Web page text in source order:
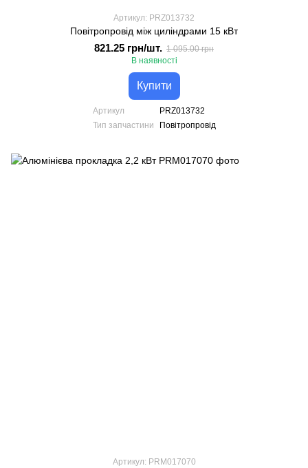
Артикул: PRZ013732
Повітропровід між циліндрами 15 кВт
821.25 грн/шт. 1 095.00 грн
В наявності
Купити
Артикул
PRZ013732
Тип запчастини
Повітропровід
Артикул: PRM017070